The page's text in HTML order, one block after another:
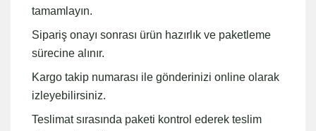
tamamlayın.
Sipariş onayı sonrası ürün hazırlık ve paketleme
sürecine alınır.
Kargo takip numarası ile gönderinizi online olarak
izleyebilirsiniz.
Teslimat sırasında paketi kontrol ederek teslim